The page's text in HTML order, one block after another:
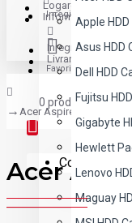
Informatii plata
Livrare
Inregistrare
Favorite
0 produs(e) - 0,00
Coșul este
Apple
Asus HDD
Dell HDD
Fujitsu
Gigabyte
Hewlett
Lenovo
Maguay
Logare
Inregistrare
Acer Aspire A517-51
Acer